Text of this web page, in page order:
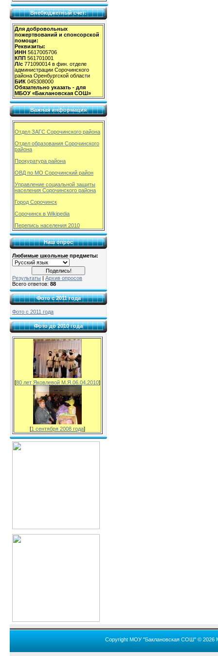
Внебюджетный счет:
Для добровольных
пожертвований и спонсорской
помощи:
Реквизиты:
ИНН 5617005706
КПП 561701001
Л/с 771090014 в фин. отделе
администрации Сорочинского
района Оренбургской области
БИК 045308000
Обязательно указать - для
МБОУ «Баклановская СОШ»
Важная информация
Отдел ЗАГС Сорочинского района
Отдел образования Сорочинского
района
Прокуратура района
ОВД по МО Сорочинский район
Управление социальной защиты
населения Сорочинского района
Город Сорочинск
Сорочинск в Wikipedia
Перепись населения 2010
Наш опрос
Любимые школьные предметы:
Результаты
Архив опросов
Всего ответов: 88
Фото с 2011 года
Фото с 2011 года
Фото до 2010 года
[80 лет Яковлевой М.Я.06.04.2010]
[1 сентября 2008 года]
Copyright МОУ "Баклановская СОШ" © 2026